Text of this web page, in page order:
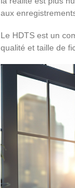
aux
Le HDTS est un
qualité et taille de